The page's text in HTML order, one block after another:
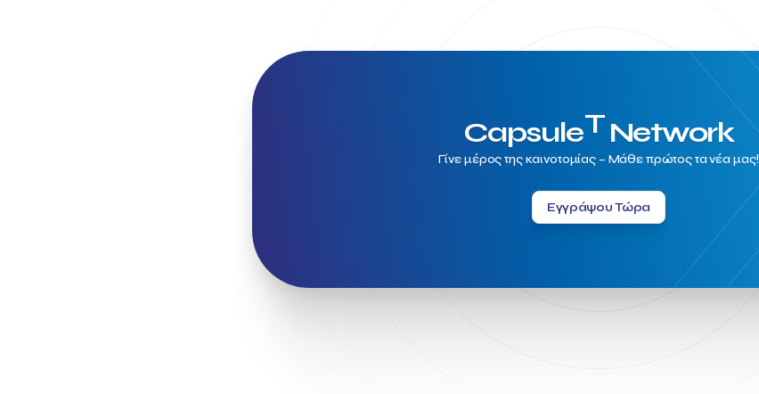
CapsuleTNetwork
Γίνε μέρος της καινοτομίας – Μάθε πρώτος τα νέα μας!
Εγγράψου Τώρα